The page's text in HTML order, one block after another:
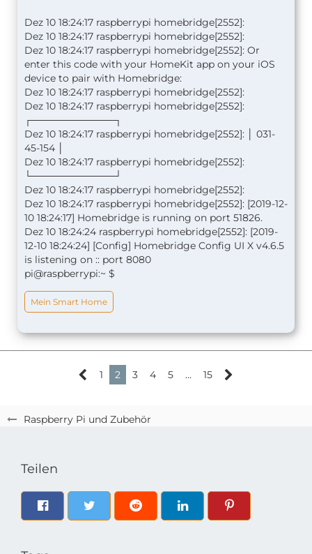
Raspberry Pi und Zubehör
Dez 10 18:24:17 raspberrypi homebridge[2552]:
Dez 10 18:24:17 raspberrypi homebridge[2552]:
Dez 10 18:24:17 raspberrypi homebridge[2552]: Or
enter this code with your HomeKit app on your iOS
device to pair with Homebridge:
Dez 10 18:24:17 raspberrypi homebridge[2552]:
Dez 10 18:24:17 raspberrypi homebridge[2552]:
┌────────────┐
Dez 10 18:24:17 raspberrypi homebridge[2552]: │ 031-
45-154 │
Dez 10 18:24:17 raspberrypi homebridge[2552]:
└────────────┘
Dez 10 18:24:17 raspberrypi homebridge[2552]:
Dez 10 18:24:17 raspberrypi homebridge[2552]: [2019-12-
10 18:24:17] Homebridge is running on port 51826.
Dez 10 18:24:24 raspberrypi homebridge[2552]: [2019-
12-10 18:24:24] [Config] Homebridge Config UI X v4.6.5
is listening on :: port 8080
pi@raspberrypi:~ $
Mein Smart Home
1 2 3 4 5 … 15
Teilen